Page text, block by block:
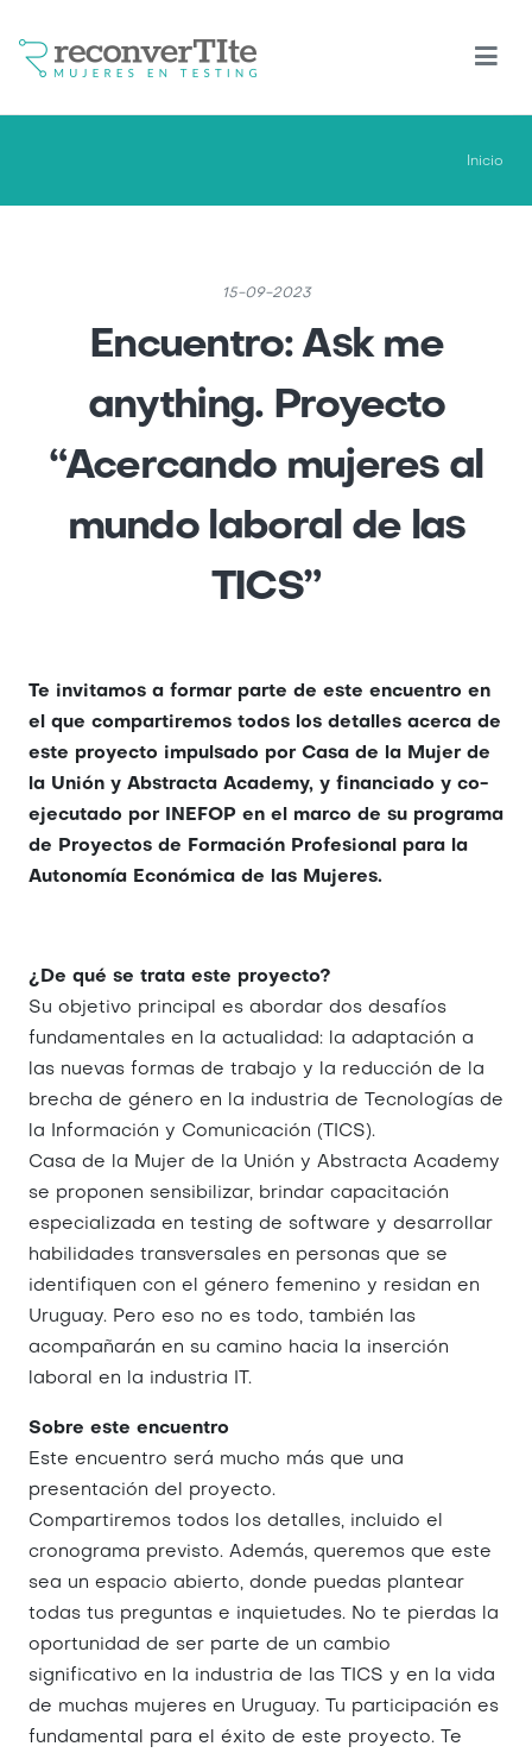
Inicio
15-09-2023
Encuentro: Ask me
anything. Proyecto
“Acercando mujeres al
mundo laboral de las
TICS”
Te invitamos a formar parte de este encuentro en
el que compartiremos todos los detalles acerca de
este proyecto impulsado por Casa de la Mujer de
la Unión y Abstracta Academy, y financiado y co-
ejecutado por INEFOP en el marco de su programa
de Proyectos de Formación Profesional para la
Autonomía Económica de las Mujeres.
¿De qué se trata este proyecto?
Su objetivo principal es abordar dos desafíos
fundamentales en la actualidad: la adaptación a
las nuevas formas de trabajo y la reducción de la
brecha de género en la industria de Tecnologías de
la Información y Comunicación (TICS).
Casa de la Mujer de la Unión y Abstracta Academy
se proponen sensibilizar, brindar capacitación
especializada en testing de software y desarrollar
habilidades transversales en personas que se
identifiquen con el género femenino y residan en
Uruguay. Pero eso no es todo, también las
acompañarán en su camino hacia la inserción
laboral en la industria IT.
Sobre este encuentro
Este encuentro será mucho más que una
presentación del proyecto.
Compartiremos todos los detalles, incluido el
cronograma previsto. Además, queremos que este
sea un espacio abierto, donde puedas plantear
todas tus preguntas e inquietudes. No te pierdas la
oportunidad de ser parte de un cambio
significativo en la industria de las TICS y en la vida
de muchas mujeres en Uruguay. Tu participación es
fundamental para el éxito de este proyecto. Te